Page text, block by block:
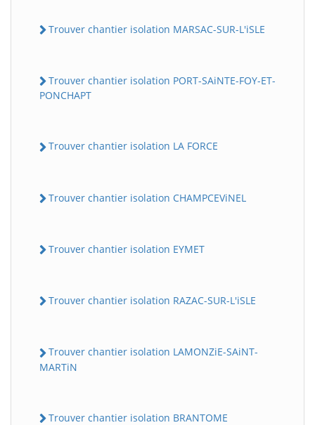
Trouver chantier isolation MARSAC-SUR-L'iSLE
Trouver chantier isolation PORT-SAiNTE-FOY-ET-
PONCHAPT
Trouver chantier isolation LA FORCE
Trouver chantier isolation CHAMPCEViNEL
Trouver chantier isolation EYMET
Trouver chantier isolation RAZAC-SUR-L'iSLE
Trouver chantier isolation LAMONZiE-SAiNT-
MARTiN
Trouver chantier isolation BRANTOME